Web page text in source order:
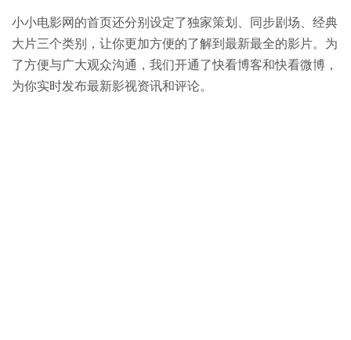
小小电影网的首页还分别设定了独家策划、同步剧场、经典
大片三个类别，让你更加方便的了解到最新最全的影片。为
了方便与广大观众沟通，我们开通了快看博客和快看微博，
为你实时发布最新影视资讯和评论。